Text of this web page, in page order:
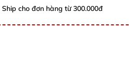
Ship cho đơn hàng từ 300.000đ